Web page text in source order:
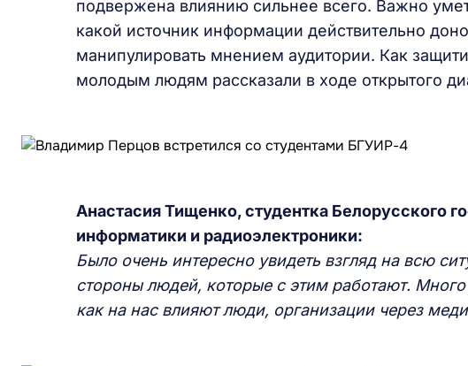
подвержена влиянию сильнее всего. Важно
какой источник информации действительно
манипулировать мнением аудитории. Как
молодым людям рассказали в ходе открытого
Анастасия Тищенко, студентка Белорусского
информатики и радиоэлектроники:
Было очень интересно увидеть взгляд на всю
стороны людей, которые с этим работают.
как на нас влияют люди, организации через